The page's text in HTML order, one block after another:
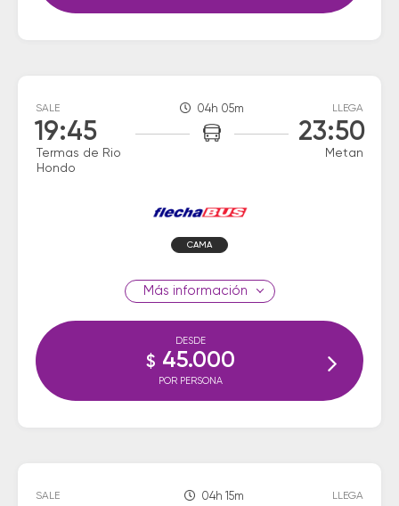
SALE
19:45
Termas de Rio
Hondo
04h 05m LLEGA
23:50
Metan
CAMA
información
DESDE
$ 45.000
POR PERSONA
SALE 04h 15m LLEGA